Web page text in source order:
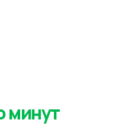
минут